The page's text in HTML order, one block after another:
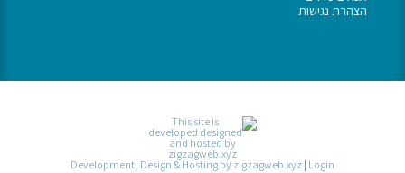
הצהרת נגישות
Development, Design & Hosting by zigzagweb.xyz|Login